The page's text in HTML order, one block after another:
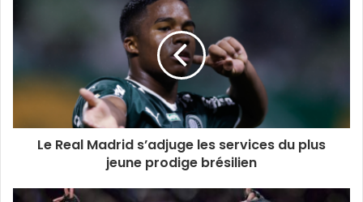
Le Real Madrid s’adjuge les services du plus
jeune prodige brésilien